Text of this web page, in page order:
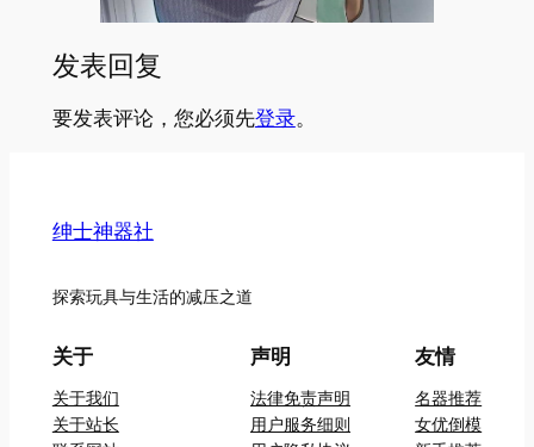
发表回复
要发表评论，您必须先登录。
绅士神器社
探索玩具与生活的减压之道
关于
关于我们
关于站长
声明
法律免责声明
用户服务细则
友情
名器推荐
女优倒模